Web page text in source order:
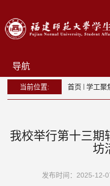
导航
当前位置: 首页 学工聚
我校举行第十三期
坊
发布时间：2025-12-